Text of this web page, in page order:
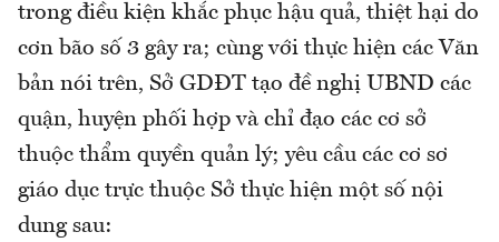
trong điều kiện khắc phục hậu quả, thiệt hại do
cơn bão số 3 gây ra; cùng với thực hiện các Văn
bản nói trên, Sở GDĐT tạo đề nghị UBND các
quận, huyện phối hợp và chỉ đạo các cơ sở
thuộc thẩm quyền quản lý; yêu cầu các cơ sơ
giáo dục trực thuộc Sở thực hiện một số nội
dung sau: